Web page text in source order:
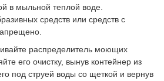
в мыльной теплой воде.
средств или средств с
распределитель моющих
его очистку, вынув контейнер из
под струей воды со щеткой и вернув